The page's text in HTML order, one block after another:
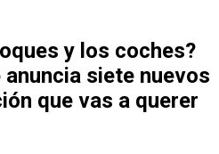
y los coches?
siete nuevos
que vas a querer